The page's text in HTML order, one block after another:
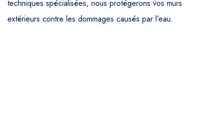
techniques spécialisées, nous protégerons vos murs
extérieurs contre les dommages causés par l’eau.